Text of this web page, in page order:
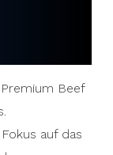
Beef
auf das